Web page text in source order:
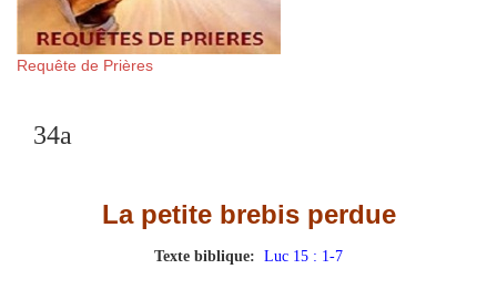
Requête de Prières
34a
La petite brebis perdue
Texte biblique: Luc 15 : 1-7